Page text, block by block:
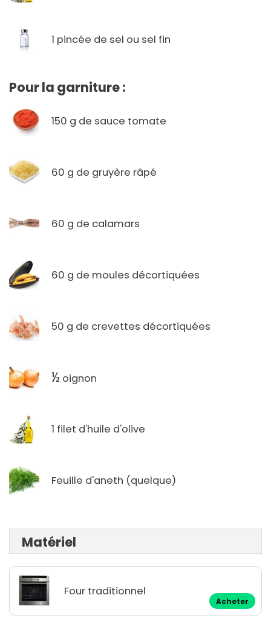
1 pincée de sel ou sel fin
Pour la garniture :
150 g de sauce tomate
60 g de gruyère râpé
60 g de calamars
60 g de moules décortiquées
50 g de crevettes décortiquées
½ oignon
1 filet d'huile d'olive
Feuille d'aneth (quelque)
Matériel
Four traditionnel
Acheter